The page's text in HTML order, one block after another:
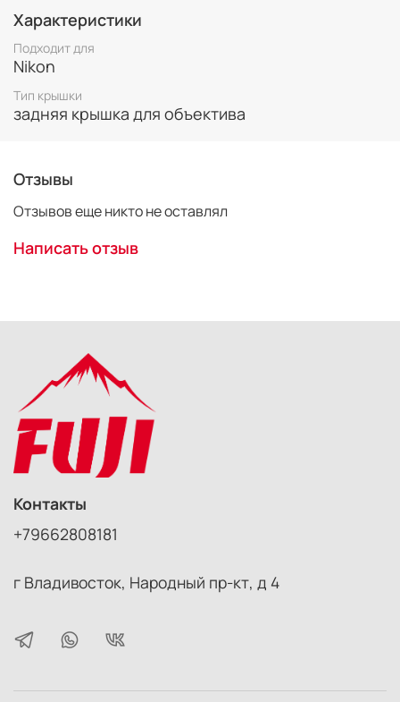
Простые и надёжные, крышки призваны выполнять
защитную функцию, оберегая ценную фототехнику от
пыли, грязи и механических повреждений.
входят две крышки: на байонет фотоаппарата и на
байонетное крепление объектива.
Nikon (зеркальные фотоаппараты).
Характеристики
Подходит для
Nikon
Тип крышки
задняя крышка для объектива
Отзывы
Отзывов еще никто не оставлял
Написать отзыв
Контакты
+79662808181
г Владивосток, Народный пр-кт, д 4